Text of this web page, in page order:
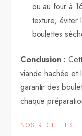
ou au four à
texture; éviter
boulettes
Conclusion :
viande hachée et
garantir des
chaque
NOS RECETTES